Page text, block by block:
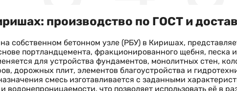
производство по ГОСТ и
собственном бетонном узле (РБУ) в Киришах,
портландцемента, фракционированного щебня, песка
для устройства фундаментов, монолитных стен,
дорожных плит, элементов благоустройства и
смесь изготавливается с заданными
водонепроницаемости, что позволяет использовать её в